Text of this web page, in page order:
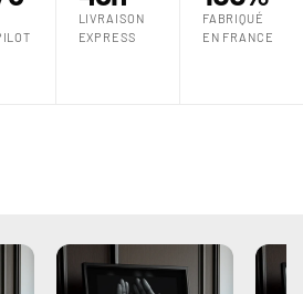
LIVRAISON
EXPRESS
FABRIQUÉ
EN FRANCE